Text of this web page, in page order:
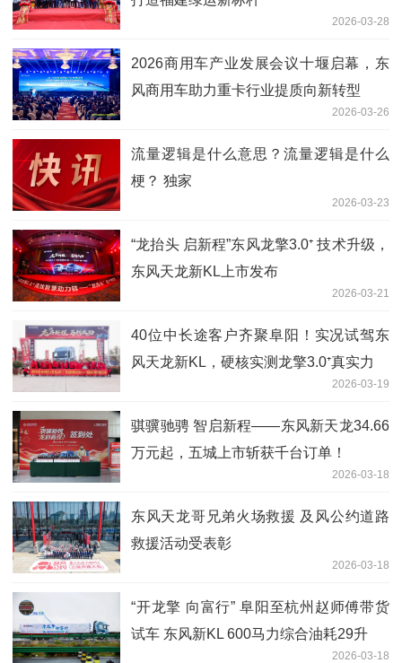
2026-03-28
2026商用车产业发展会议十堰启幕，东
风商用车助力重卡行业提质向新转型
2026-03-26
流量逻辑是什么意思？流量逻辑是什么
梗？ 独家
2026-03-23
“龙抬头 启新程”东风龙擎3.0⁺ 技术升级，
东风天龙新KL上市发布
2026-03-21
40位中长途客户齐聚阜阳！实况试驾东
风天龙新KL，硬核实测龙擎3.0⁺真实力
2026-03-19
骐骥驰骋 智启新程——东风新天龙34.66
万元起，五城上市斩获千台订单！
2026-03-18
东风天龙哥兄弟火场救援 及风公约道路
救援活动受表彰
2026-03-18
“开龙擎 向富行” 阜阳至杭州赵师傅带货
试车 东风新KL 600马力综合油耗29升
2026-03-18